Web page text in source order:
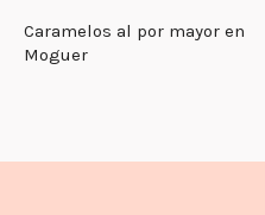
Caramelos al por mayor en
Moguer